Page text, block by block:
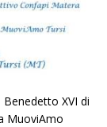
XVI di
MuoviAmo